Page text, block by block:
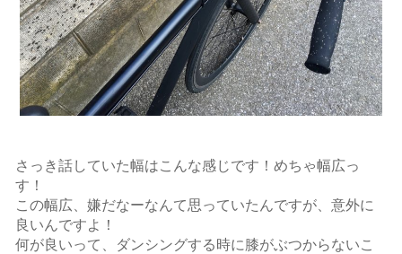
さっき話していた幅はこんな感じです！めちゃ幅広っ
す！
この幅広、嫌だなーなんて思っていたんですが、意外に
良いんですよ！
何が良いって、ダンシングする時に膝がぶつからないこ